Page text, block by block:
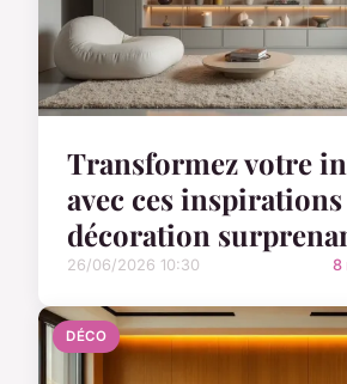
Transformez votre
avec ces inspirations
décoration
26/06/2026 10:30 8
DÉCO